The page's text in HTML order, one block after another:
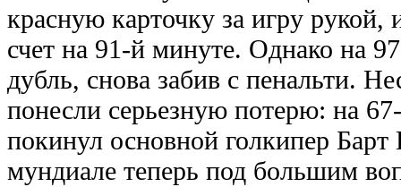
красную карточку за игру рукой,
счет на 91-й минуте. Однако на
дубль, снова забив с пенальти.
понесли серьезную потерю: на
покинул основной голкипер Барт
мундиале теперь под большим